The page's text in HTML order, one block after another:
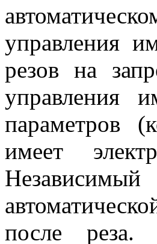
управления
резов на
управления
параметров
имеет
после реза.